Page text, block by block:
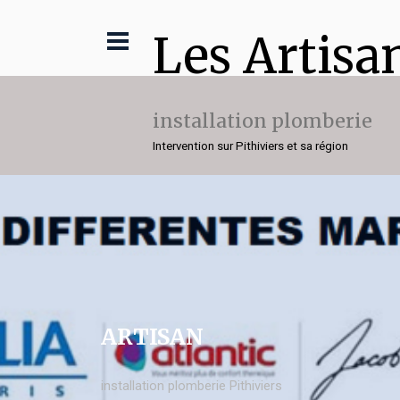
Les
installation plomberie
Intervention sur Pithiviers et sa région
ARTISAN
installation plomberie Pithiviers